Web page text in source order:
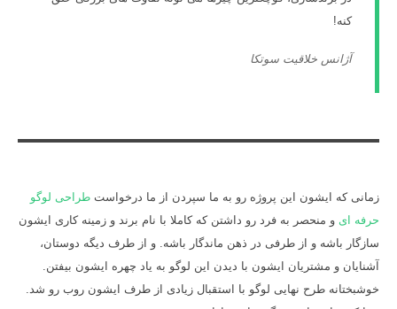
کنه!
آژانس خلاقیت سوتکا
زمانی که ایشون این پروژه رو به ما سپردن از ما درخواست طراحی لوگو
حرفه ای و منحصر به فرد رو داشتن که کاملا با نام برند و زمینه کاری ایشون
سازگار باشه و از طرفی در ذهن ماندگار باشه. و از طرف دیگه دوستان،
آشنایان و مشتریان ایشون با دیدن این لوگو به یاد چهره ایشون بیفتن.
خوشبختانه طرح نهایی لوگو با استقبال زیادی از طرف ایشون روب رو شد.